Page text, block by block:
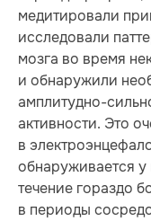
медитировали
исследовали
мозга во время
и обнаружили
амплитудно-
активности. Это
в
обнаруживается у
течение гораздо
в периоды